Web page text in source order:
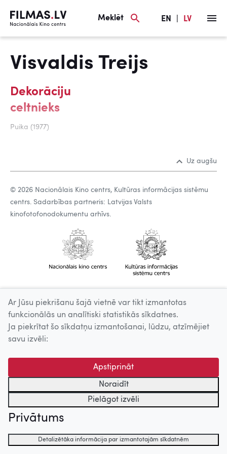
Meklēt EN LV
Visvaldis Treijs
Dekorāciju
celtnieks
Puika (1977)
Uz augšu
© 2026 Nacionālais Kino centrs, Kultūras informācijas sistēmu
centrs. Sadarbības partneris: Latvijas Valsts
kinofotofonodokumentu arhīvs.
Ar Jūsu piekrišanu šajā vietnē var tikt izmantotas
funkcionālās un analītiski statistikās sīkdatnes.
Ja piekrītat šo sīkdatņu izmantošanai, lūdzu, atzīmējiet
savu izvēli:
Apstiprināt
Noraidīt
Pielāgot izvēli
Privātums
Detalizētāka informācija par izmantotajām sīkdatnēm